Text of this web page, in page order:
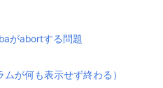
がabortする問題
が何も表示せず終わる）